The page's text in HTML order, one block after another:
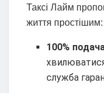
Таксі Лайм
життя простішим:
100%
служба